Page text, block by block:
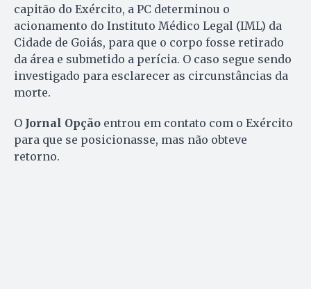
capitão do Exército, a PC determinou o
acionamento do Instituto Médico Legal (IML) da
Cidade de Goiás, para que o corpo fosse retirado
da área e submetido a perícia. O caso segue sendo
investigado para esclarecer as circunstâncias da
morte.
O Jornal Opção entrou em contato com o Exército
para que se posicionasse, mas não obteve
retorno.